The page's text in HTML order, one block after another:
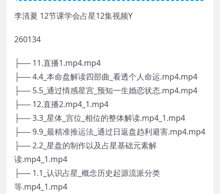
李清夏 12节课学会占星12集视频Y
260134
├── 11.直播1.mp4.mp4
├── 4.4_本命盘解读四部曲_看透个人命运.mp4.mp4
├── 5.5_通过情感星宫_预知一生婚恋状态.mp4.mp4
├── 12.直播2.mp4_1.mp4
├── 3.3_星体_宫位_相位的整体解读.mp4_1.mp4
├── 9.9_最精准推运法_通过日返盘趋利避害.mp4.mp4
├── 2.2_星盘的制作以及占星基础元素解
读.mp4_1.mp4
├── 1.1_认识占星_概念历史起源流派分类
等.mp4_1.mp4